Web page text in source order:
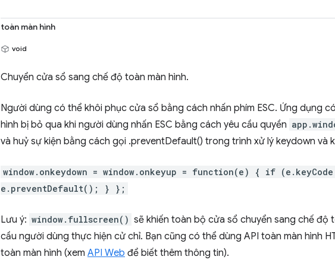
toàn màn hình
void
Chuyển cửa sổ sang chế độ toàn màn hình.
Người dùng có thể khôi phục cửa sổ bằng cách nhấn phím ESC. Ứng dụng
hình bị bỏ qua khi người dùng nhấn ESC bằng cách yêu cầu quyền
và huỷ sự kiện bằng cách gọi .preventDefault() trong trình xử lý keydown và
window.onkeydown = window.onkeyup = function(e) { if
e.preventDefault(); } };
Lưu ý: window.fullscreen() sẽ khiến toàn bộ cửa sổ chuyển sang chế độ
cầu người dùng thực hiện cử chỉ. Bạn cũng có thể dùng API toàn màn hình
toàn màn hình (xem API Web để biết thêm thông tin).